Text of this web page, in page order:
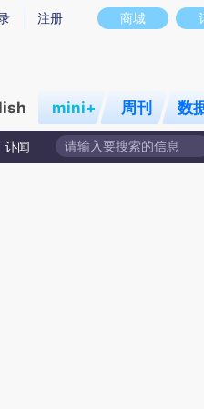
图存在偏差。不代表财新观点和立
商城
注册
mini+ 周刊 数
讣闻